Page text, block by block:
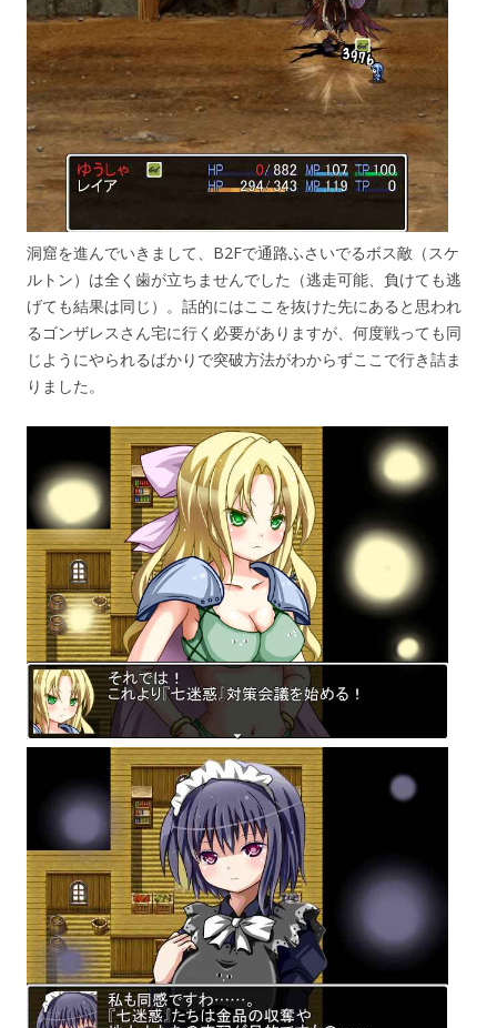
洞窟を進んでいきまして、B2Fで通路ふさいでるボス敵（スケ
ルトン）は全く歯が立ちませんでした（逃走可能、負けても逃
げても結果は同じ）。話的にはここを抜けた先にあると思われ
るゴンザレスさん宅に行く必要がありますが、何度戦っても同
じようにやられるばかりで突破方法がわからずここで行き詰ま
りました。